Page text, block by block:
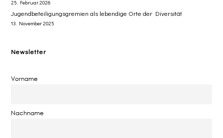
25. Februar 2026
Jugendbeteiligungsgremien als lebendige Orte der Diversität
13. November 2025
Newsletter
Vorname
Nachname